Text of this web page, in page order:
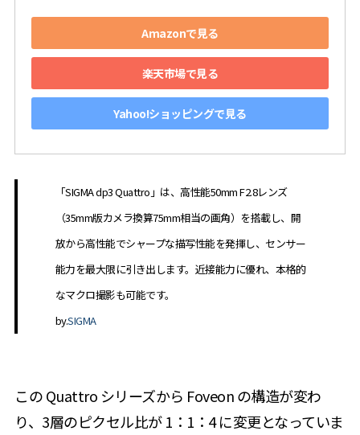
Amazonで見る
楽天市場で見る
Yahoo!ショッピングで見る
「SIGMA dp3 Quattro」は、高性能50mm F2.8レンズ
（35mm版カメラ換算75mm相当の画角）を搭載し、開
放から高性能でシャープな描写性能を発揮し、センサー
能力を最大限に引き出します。近接能力に優れ、本格的
なマクロ撮影も可能です。
by.SIGMA
この Quattro シリーズから Foveon の構造が変わ
り、3層のピクセル比が 1：1：4 に変更となっていま